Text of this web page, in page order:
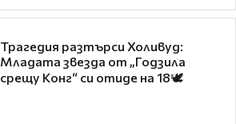
Трагедия разтърси Холивуд:
Младата звезда от „Годзила
срещу Конг“ си отиде на 18🕊️